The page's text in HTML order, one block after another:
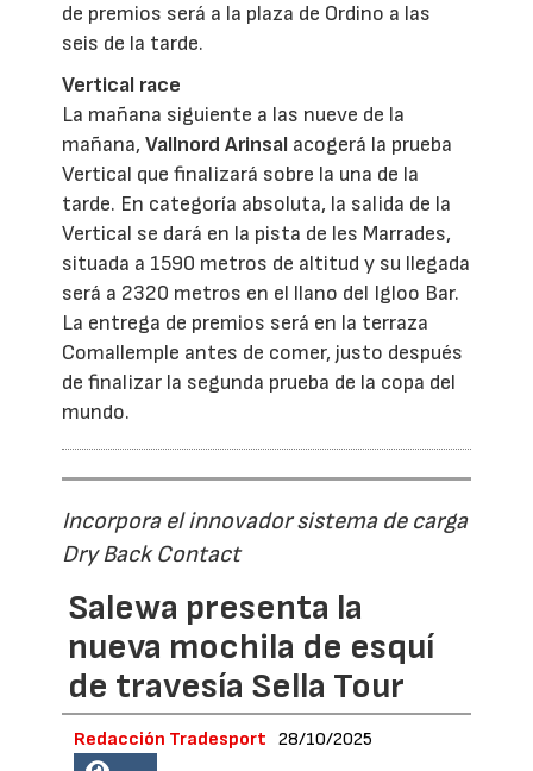
de premios será a la plaza de Ordino a las
seis de la tarde.
Vertical race
La mañana siguiente a las nueve de la
mañana,Vallnord Arinsal acogerá la prueba
Vertical que finalizará sobre la una de la
tarde. En categoría absoluta, la salida de la
Vertical se dará en la pista de les Marrades,
situada a 1590 metros de altitud y su llegada
será a 2320 metros en el llano del Igloo Bar.
La entrega de premios será en la terraza
Comallemple antes de comer, justo después
de finalizar la segunda prueba de la copa del
mundo.
Incorpora el innovador sistema de carga
Dry Back Contact
Salewa presenta la
nueva mochila de esquí
de travesía Sella Tour
Redacción Tradesport 28/10/2025